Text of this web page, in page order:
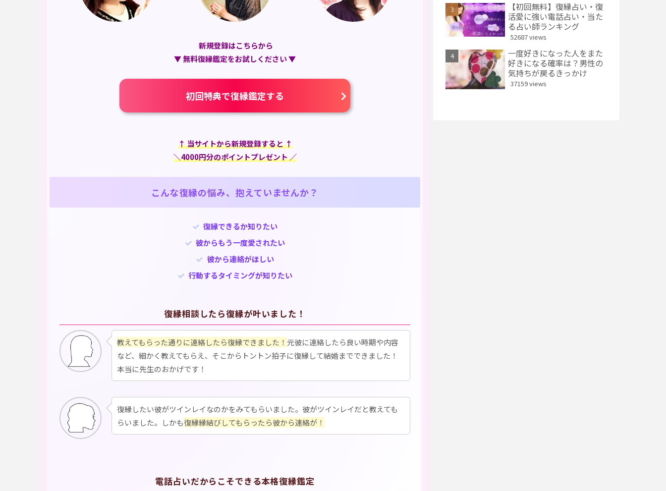
新規登録はこちらから
▼ 無料復縁鑑定をお試しください ▼
初回特典で復縁鑑定する
↑ 当サイトから新規登録すると ↑
＼4000円分のポイントプレゼント ／
こんな復縁の悩み、 抱えていませんか？
復縁できるか知りたい
彼からもう一度愛されたい
彼から連絡がほしい
行動するタイミングが知りたい
復縁相談したら復縁が叶いました！
教えてもらった通りに連絡したら復縁できました！ 元彼に連絡したら良い時期や内容
など、細かく教えてもらえ、そこからトントン拍子に復縁して結婚までできました！
本当に先生のおかげです！
復縁したい彼がツインレイなのかをみてもらいました。彼がツインレイだと教えても
らいました。しかも復縁縁結びしてもらったら彼から連絡が！
電話占いだからこそできる本格復縁鑑定
【初回無料】復縁占い・復
活愛に強い電話占い・当た
る占い師ランキング
52687 views
一度好きになった人をまた
好きになる確率は？男性の
気持ちが戻るきっかけ
37159 views